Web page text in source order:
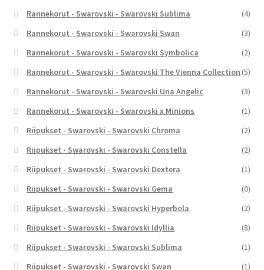
Rannekorut - Swarovski - Swarovski Sublima
(4)
Rannekorut - Swarovski - Swarovski Swan
(3)
Rannekorut - Swarovski - Swarovski Symbolica
(2)
Rannekorut - Swarovski - Swarovski The Vienna Collection (5)
Rannekorut - Swarovski - Swarovski Una Angelic
(3)
Rannekorut - Swarovski - Swarovski x Minions
(1)
Riipukset - Swarovski - Swarovski Chroma
(2)
Riipukset - Swarovski - Swarovski Constella
(2)
Riipukset - Swarovski - Swarovski Dextera
(1)
Riipukset - Swarovski - Swarovski Gema
(0)
Riipukset - Swarovski - Swarovski Hyperbola
(2)
Riipukset - Swarovski - Swarovski Idyllia
(8)
Riipukset - Swarovski - Swarovski Sublima
(1)
Riipukset - Swarovski - Swarovski Swan
(1)